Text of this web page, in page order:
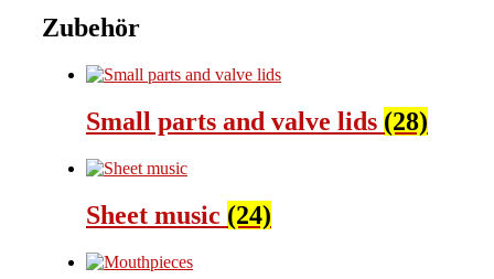
Zubehör
Small parts and valve lids (28)
Sheet music (24)